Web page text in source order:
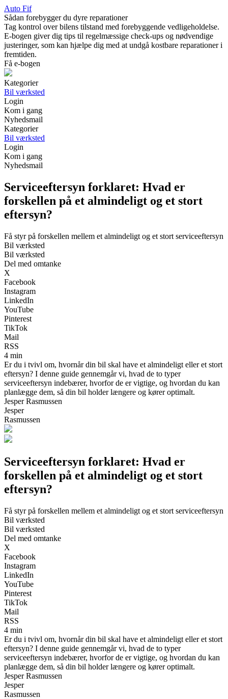
Auto Fif
Sådan forebygger du dyre reparationer
Tag kontrol over bilens tilstand med forebyggende vedligeholdelse.
E-bogen giver dig tips til regelmæssige check-ups og nødvendige
justeringer, som kan hjælpe dig med at undgå kostbare reparationer i
fremtiden.
Få e-bogen
Kategorier
Bil værksted
Login
Kom i gang
Nyhedsmail
Kategorier
Bil værksted
Login
Kom i gang
Nyhedsmail
Serviceeftersyn forklaret: Hvad er
forskellen på et almindeligt og et stort
eftersyn?
Få styr på forskellen mellem et almindeligt og et stort serviceeftersyn
Bil værksted
Bil værksted
Del med omtanke
X
Facebook
Instagram
LinkedIn
YouTube
Pinterest
TikTok
Mail
RSS
4 min
Er du i tvivl om, hvornår din bil skal have et almindeligt eller et stort
eftersyn? I denne guide gennemgår vi, hvad de to typer
serviceeftersyn indebærer, hvorfor de er vigtige, og hvordan du kan
planlægge dem, så din bil holder længere og kører optimalt.
Jesper Rasmussen
Jesper
Rasmussen
Serviceeftersyn forklaret: Hvad er
forskellen på et almindeligt og et stort
eftersyn?
Få styr på forskellen mellem et almindeligt og et stort serviceeftersyn
Bil værksted
Bil værksted
Del med omtanke
X
Facebook
Instagram
LinkedIn
YouTube
Pinterest
TikTok
Mail
RSS
4 min
Er du i tvivl om, hvornår din bil skal have et almindeligt eller et stort
eftersyn? I denne guide gennemgår vi, hvad de to typer
serviceeftersyn indebærer, hvorfor de er vigtige, og hvordan du kan
planlægge dem, så din bil holder længere og kører optimalt.
Jesper Rasmussen
Jesper
Rasmussen